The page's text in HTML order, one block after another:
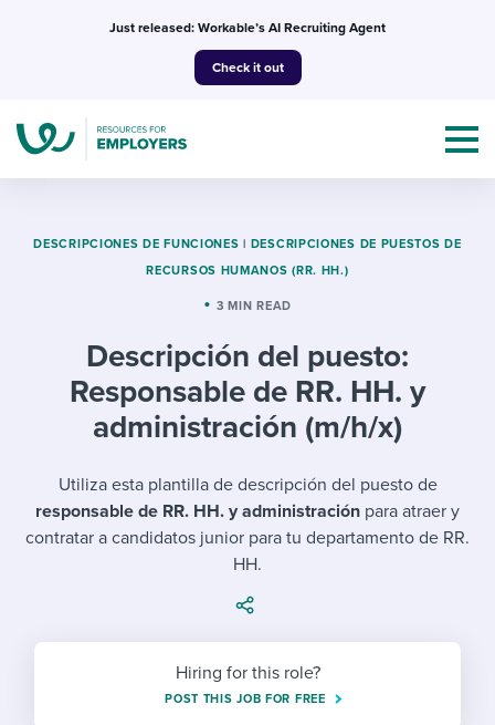
Just released: Workable’s AI Recruiting Agent
Check it out
Topics
I NEED HELP WITH...
Evaluating candidates
Working together with others
Maintaining hiring pipelines
Ensuring compliance
Templates & Guides
Job description templates
Interview question templates
Policy templates
Step-by-step tutorials
I’m a jobseeker
I WANT TO LEARN ABOUT...
Applying for a job
Interview process
Pay & benefits
Career development
Workable customer stories
Explore Workable
Start a free trial
DESCRIPCIONES DE FUNCIONES | DESCRIPCIONES DE PUESTOS DE
RECURSOS HUMANOS (RR. HH.)
3 MIN READ
Descripción del puesto:
Responsable de RR. HH. y
administración (m/h/x)
Utiliza esta plantilla de descripción del puesto de
responsable de RR. HH. y administración para atraer y
contratar a candidatos junior para tu departamento de RR.
HH.
Hiring for this role?
POST THIS JOB FOR FREE